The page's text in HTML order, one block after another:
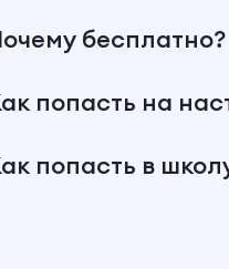
бесплатно?
попасть на
попасть в